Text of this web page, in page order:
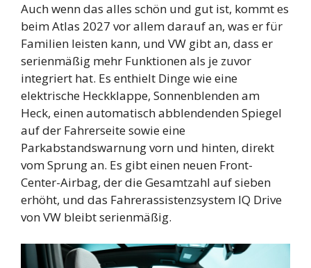
Auch wenn das alles schön und gut ist, kommt es
beim Atlas 2027 vor allem darauf an, was er für
Familien leisten kann, und VW gibt an, dass er
serienmäßig mehr Funktionen als je zuvor
integriert hat. Es enthielt Dinge wie eine
elektrische Heckklappe, Sonnenblenden am
Heck, einen automatisch abblendenden Spiegel
auf der Fahrerseite sowie eine
Parkabstandswarnung vorn und hinten, direkt
vom Sprung an. Es gibt einen neuen Front-
Center-Airbag, der die Gesamtzahl auf sieben
erhöht, und das Fahrerassistenzsystem IQ Drive
von VW bleibt serienmäßig.